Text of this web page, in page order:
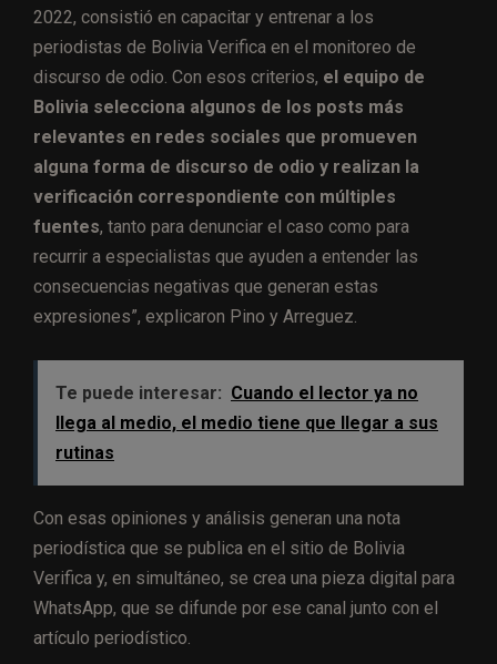
2022, consistió en capacitar y entrenar a los
periodistas de Bolivia Verifica en el monitoreo de
discurso de odio. Con esos criterios, el equipo de
Bolivia selecciona algunos de los posts más
relevantes en redes sociales que promueven
alguna forma de discurso de odio y realizan la
verificación correspondiente con múltiples
fuentes, tanto para denunciar el caso como para
recurrir a especialistas que ayuden a entender las
consecuencias negativas que generan estas
expresiones”, explicaron Pino y Arreguez.
Te puede interesar: Cuando el lector ya no
llega al medio, el medio tiene que llegar a sus
rutinas
Con esas opiniones y análisis generan una nota
periodística que se publica en el sitio de Bolivia
Verifica y, en simultáneo, se crea una pieza digital para
WhatsApp, que se difunde por ese canal junto con el
artículo periodístico.